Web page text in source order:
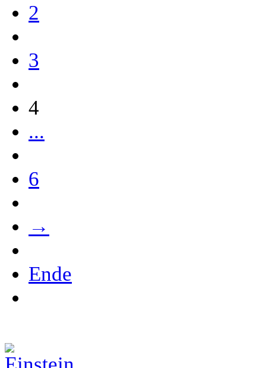
2
3
4
...
6
→
Ende